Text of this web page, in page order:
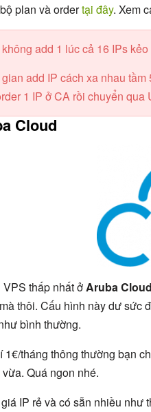
plan và ordertại đây. Xem
không add 1 lúc cả 16 IPs
add IP cách xa nhau tầm
1 IP ở CA rồi chuyển
Cloud
thấp nhất ởAruba Cloud
mà thôi. Cấu hình này dư sức
bình thường.
1€/tháng thông thường bạn
Quá ngon nhé.
IP rẻ và có sẵn nhiều như